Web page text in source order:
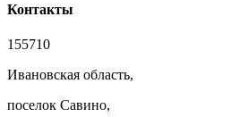
Контакты
155710
Ивановская область,
поселок Савино,